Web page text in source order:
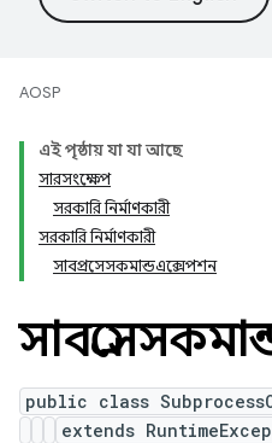
AOSP
এই পৃষ্ঠায় যা যা আছে
সারসংক্ষেপ
সরকারি নির্মাণকারী
সরকারি নির্মাণকারী
সাবপ্রসেসকমান্ডএক্সেপশন
public class
extends